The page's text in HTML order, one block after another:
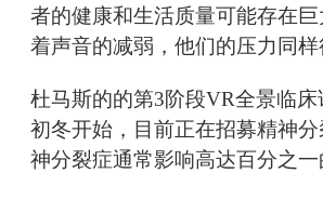
者的健康和生活质量可能存在
着声音的减弱，他们的压力同样
杜马斯的的第3阶段VR全景临
初冬开始，目前正在招募精神
神分裂症通常影响高达百分之一